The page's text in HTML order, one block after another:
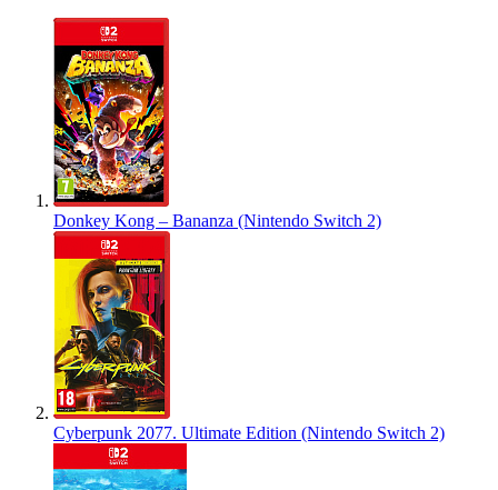
Donkey Kong – Bananza (Nintendo Switch 2)
Cyberpunk 2077. Ultimate Edition (Nintendo Switch 2)